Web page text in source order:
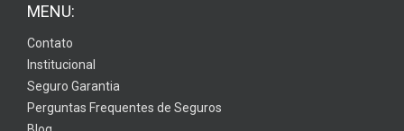
MENU:
Contato
Institucional
Seguro Garantia
Perguntas Frequentes de Seguros